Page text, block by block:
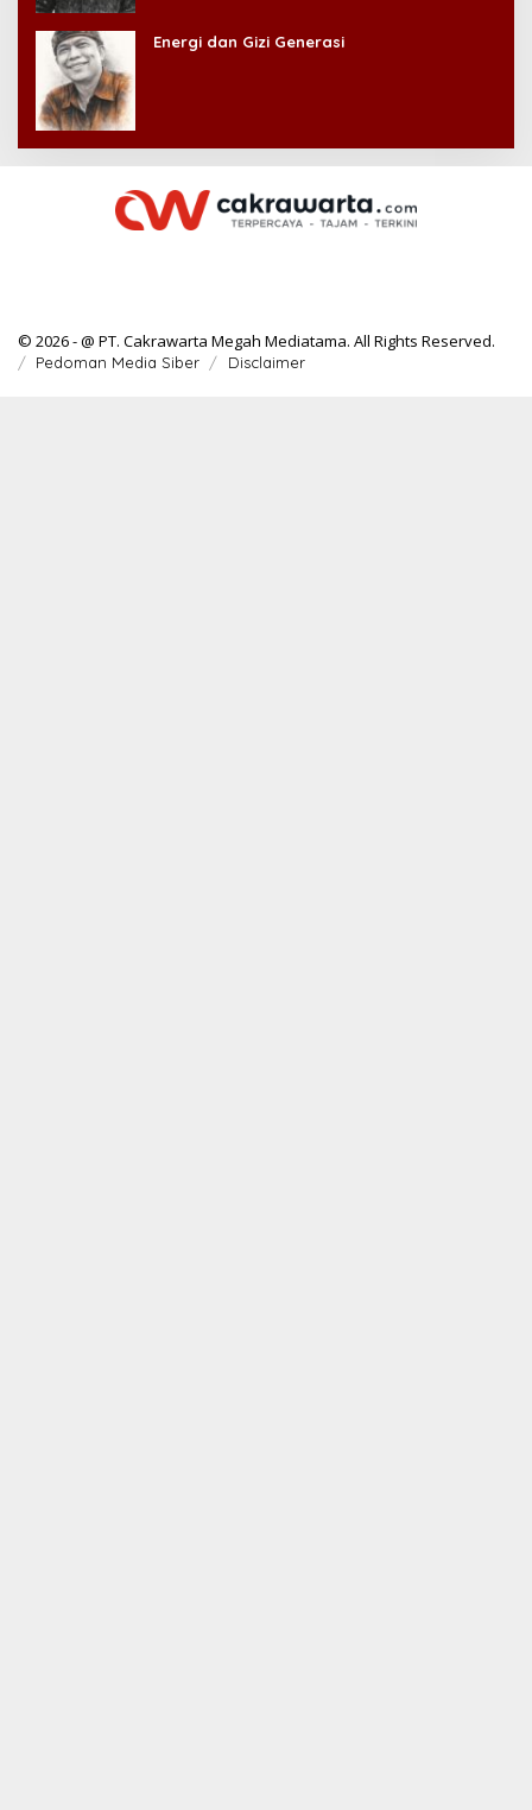
Energi dan Gizi Generasi
© 2026 - @ PT. Cakrawarta Megah Mediatama. All Rights Reserved.
Pedoman Media Siber Disclaimer